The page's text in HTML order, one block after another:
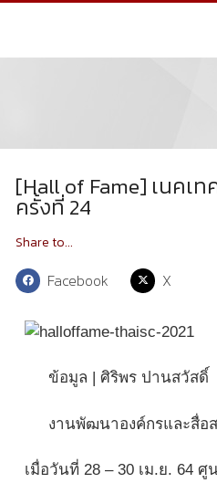
[Hall of Fame] เนคเท
ครั้งที่ 24
Share to...
Facebook X
ข้อมูล | ศิริพร ปานสวัสดิ์
งานพัฒนาองค์กรและสื่อ
เมื่อวันที่ 28 – 30 เม.ย. 64